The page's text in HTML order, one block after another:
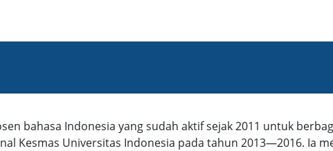
bahasa Indonesia yang sudah aktif sejak 2011 untuk
Kesmas Universitas Indonesia pada tahun 2013—2016. Ia